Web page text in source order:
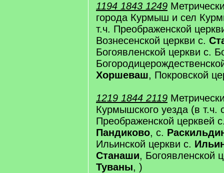
1194 1843 1249
города Курмыш и сел
т.ч. Преображенской
Вознесенской церкви с.
Богоявленской церкви с.
Хоршеваш, Покровской
1219 1844 2119
Курмышского уезда (в т.ч.
Преображенской церквей
Пандиково, с.
Ильинской церкви с.
Станаши, Богоявленской
Туваны, )